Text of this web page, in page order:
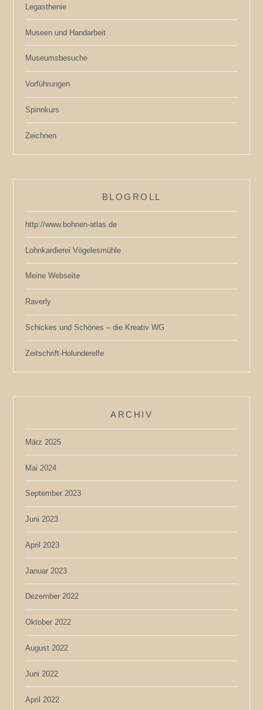
Legasthenie
Museen und Handarbeit
Museumsbesuche
Vorführungen
Spinnkurs
Zeichnen
BLOGROLL
http://www.bohnen-atlas.de
Lohnkardierei Vögelesmühle
Meine Webseite
Raverly
Schickes und Schönes – die Kreativ WG
Zeitschrift-Holunderelfe
ARCHIV
März 2025
Mai 2024
September 2023
Juni 2023
April 2023
Januar 2023
Dezember 2022
Oktober 2022
August 2022
Juni 2022
April 2022